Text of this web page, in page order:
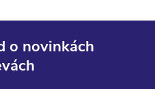
o novinkách